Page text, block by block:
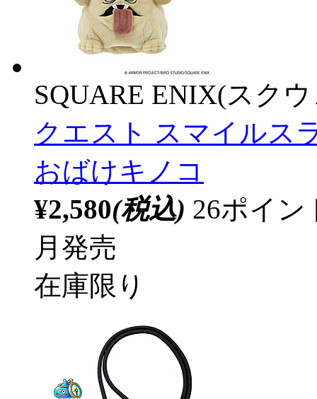
SQUARE ENIX(スク
クエスト スマイルス
おばけキノコ
¥2,580(税込) 26ポイ
月発売
在庫限り